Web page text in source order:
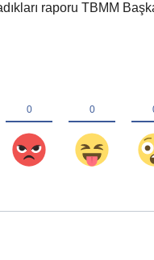
raporu TBMM